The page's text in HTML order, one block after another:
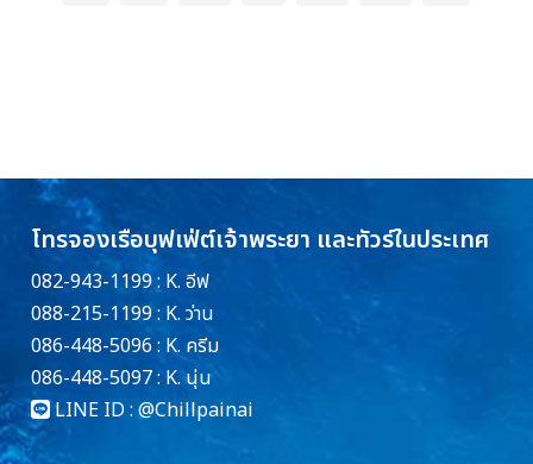
โทรจองเรือบุฟเฟ่ต์เจ้าพระยา และทัวร์ในประเทศ
082-943-1199 : K. อีฟ
088-215-1199 : K. ว่าน
086-448-5096 : K. ครีม
086-448-5097 : K. นุ่น
LINE ID : @Chillpainai